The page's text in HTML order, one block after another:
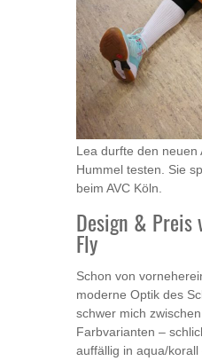
Lea durfte den neuen
Hummel testen. Sie
beim AVC Köln.
Design & Preis
Fly
Schon von
moderne Optik des
schwer mich
Farbvarianten –
auffällig in aqua/korall